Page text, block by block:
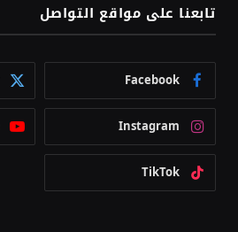
تابعنا على مواقع التواصل
Facebook
Instagram
TikTok